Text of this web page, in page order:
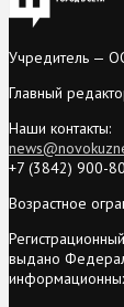
Учредитель —
Главный
Наши контакты:
+7 (3842) 900-
Возрастное
выдано